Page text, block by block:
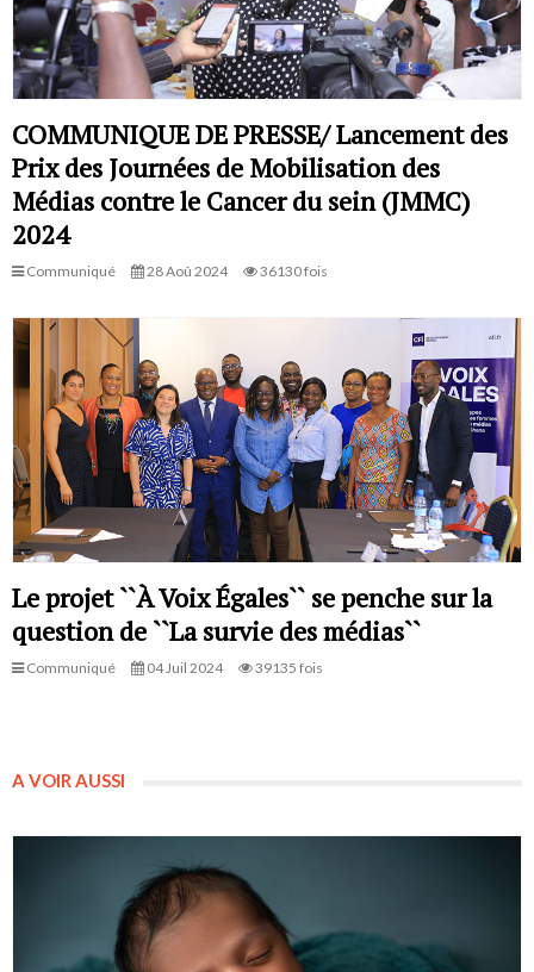
COMMUNIQUE DE PRESSE/ Lancement des
Prix des Journées de Mobilisation des
Médias contre le Cancer du sein (JMMC)
2024
Communiqué 28 Aoû 2024 36130 fois
Le projet ``À Voix Égales`` se penche sur la
question de ``La survie des médias``
Communiqué 04 Juil 2024 39135 fois
A VOIR AUSSI